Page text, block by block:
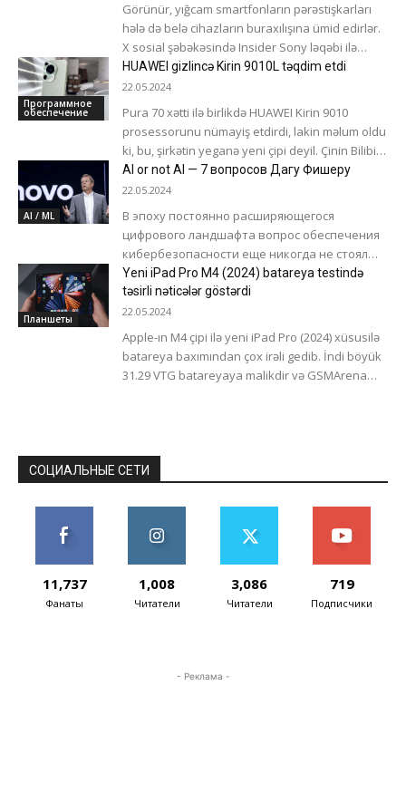
Görünür, yığcam smartfonların pərəstişkarları
hələ də belə cihazların buraxılışına ümid edirlər.
X sosial şəbəkəsində Insider Sony ləqəbi ilə
insayder yazıb ki, Yapon şirkəti 2021-ci...
Программное
обеспечение
HUAWEI gizlincə Kirin 9010L təqdim etdi
22.05.2024
Pura 70 xətti ilə birlikdə HUAWEI Kirin 9010
prosessorunu nümayiş etdirdi, lakin məlum oldu
ki, bu, şirkətin yeganə yeni çipi deyil. Çinin Bilibili
video...
AI / ML
AI or not AI — 7 вопросов Дагу Фишеру
22.05.2024
В эпоху постоянно расширяющегося
цифрового ландшафта вопрос обеспечения
кибербезопасности еще никогда не стоял
столь критично. Старший вице-президент и
директор по безопасности Lenovo Даг
Фишер...
Планшеты
Yeni iPad Pro M4 (2024) batareya testində
təsirli nəticələr göstərdi
22.05.2024
Apple-ın M4 çipi ilə yeni iPad Pro (2024) xüsusilə
batareya baxımından çox irəli gedib. İndi böyük
31.29 VTG batareyaya malikdir və GSMArena
СОЦИАЛЬНЫЕ СЕТИ
11,737
Фанаты
1,008
Читатели
3,086
Читатели
719
Подписчики
- Реклама -